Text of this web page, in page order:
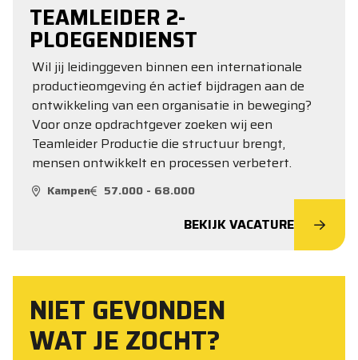
TEAMLEIDER 2-
PLOEGENDIENST
Wil jij leidinggeven binnen een internationale
productieomgeving én actief bijdragen aan de
ontwikkeling van een organisatie in beweging?
Voor onze opdrachtgever zoeken wij een
Teamleider Productie die structuur brengt,
mensen ontwikkelt en processen verbetert.
Kampen 57.000 - 68.000
BEKIJK VACATURE
NIET GEVONDEN
WAT JE ZOCHT?